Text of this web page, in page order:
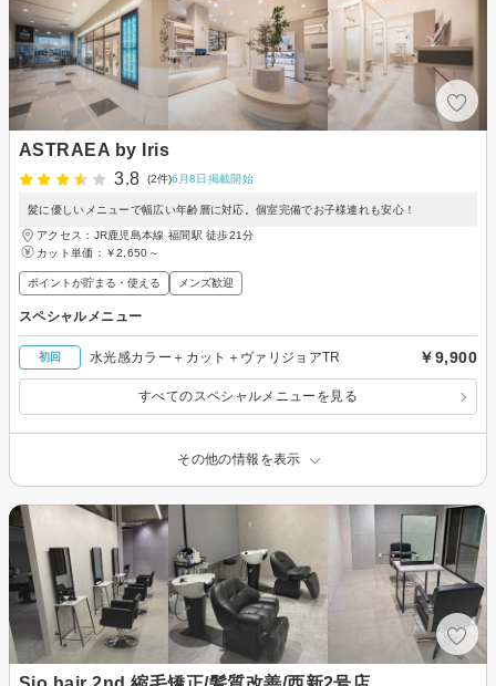
ASTRAEA by Iris
3.8
(2件)6月8日掲載開始
髪に優しいメニューで幅広い年齢層に対応。個室完備でお子様連れも安心！
アクセス：JR鹿児島本線 福間駅 徒歩21分
カット単価： ￥2,650～
ポイントが貯まる・使える メンズ歓迎
スペシャルメニュー
初回 水光感カラー＋カット＋ヴァリジョアTR ￥9,900
すべてのスペシャルメニューを見る
その他の情報を表示